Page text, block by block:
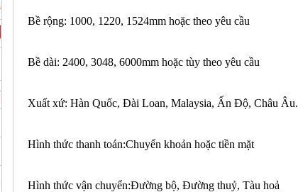
Bề rộng: 1000, 1220, 1524mm hoặc theo yêu cầu
Bề dài: 2400, 3048, 6000mm hoặc tùy theo yêu cầu
Xuất xứ: Hàn Quốc, Đài Loan, Malaysia, Ấn Độ, Châu Âu.
Hình thức thanh toán:Chuyển khoản hoặc tiền mặt
Hình thức vận chuyển:Đường bộ, Đường thuỷ, Tàu hoả